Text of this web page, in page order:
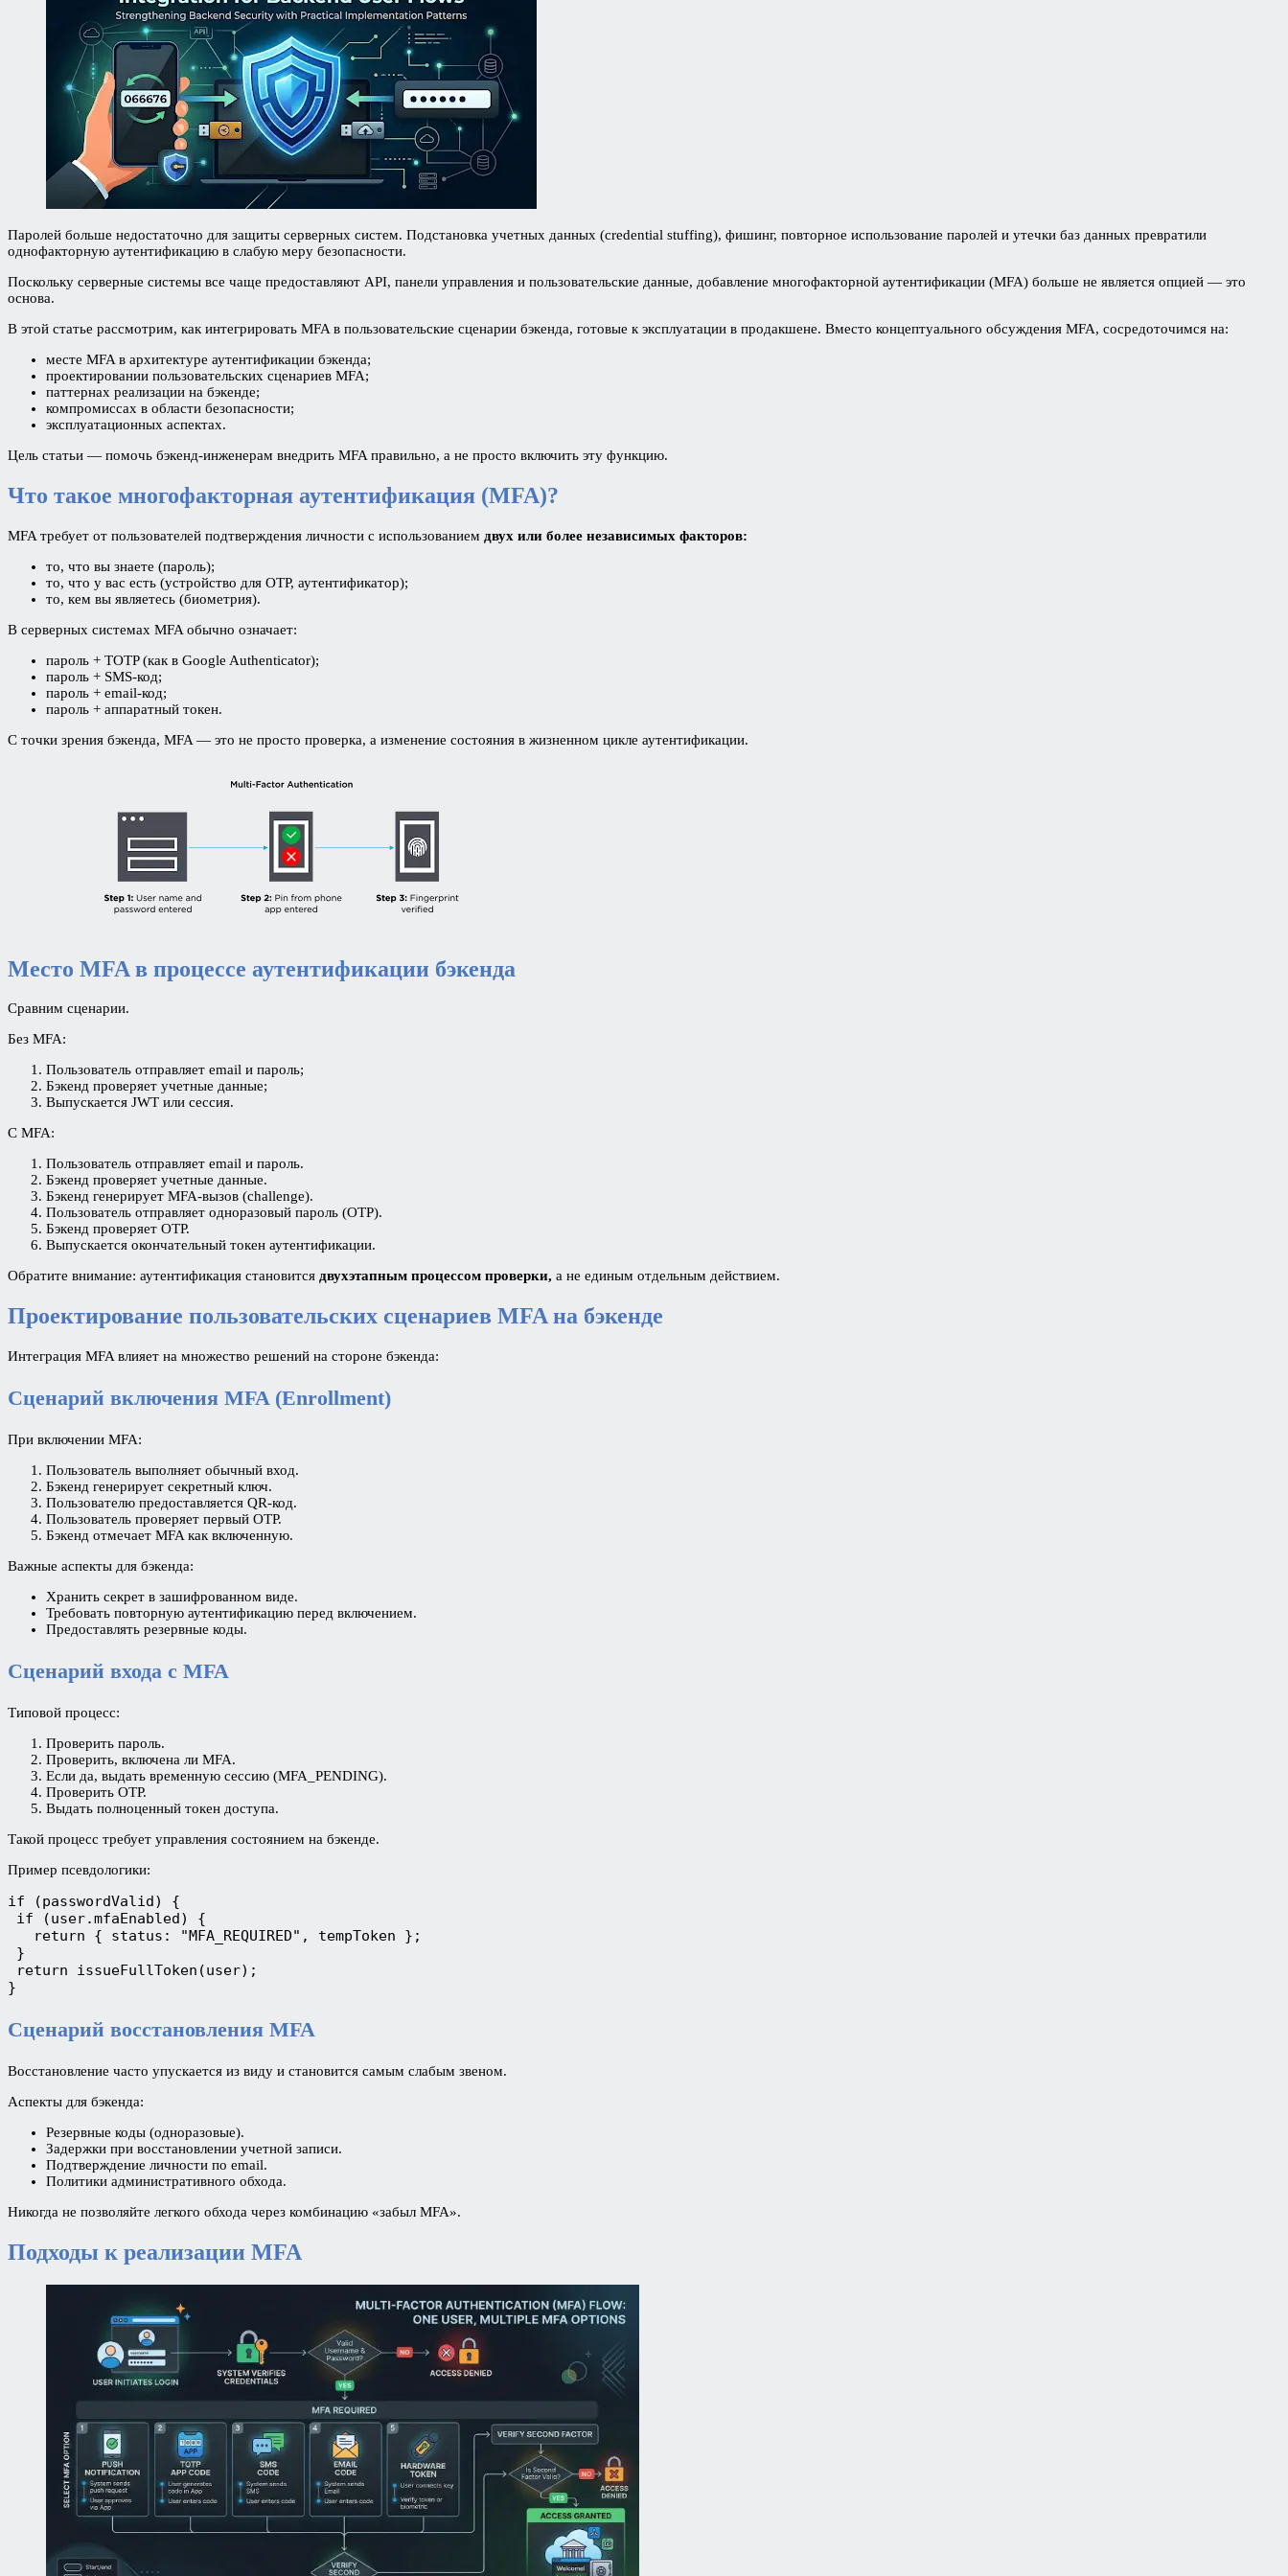
Паролей больше недостаточно для защиты серверных систем. Подстановка учетных данных (credential stuffing), фишинг, повторное использование паролей и утечки баз данных превратили
однофакторную аутентификацию в слабую меру безопасности.
Поскольку серверные системы все чаще предоставляют API, панели управления и пользовательские данные, добавление многофакторной аутентификации (MFA) больше не является опцией — это
основа.
В этой статье рассмотрим, как интегрировать MFA в пользовательские сценарии бэкенда, готовые к эксплуатации в продакшене. Вместо концептуального обсуждения MFA, сосредоточимся на:
месте MFA в архитектуре аутентификации бэкенда;
проектировании пользовательских сценариев MFA;
паттернах реализации на бэкенде;
компромиссах в области безопасности;
эксплуатационных аспектах.
Цель статьи — помочь бэкенд-инженерам внедрить MFA правильно, а не просто включить эту функцию.
Что такое многофакторная аутентификация (MFA)?
MFA требует от пользователей подтверждения личности с использованием двух или более независимых факторов:
то, что вы знаете (пароль);
то, что у вас есть (устройство для OTP, аутентификатор);
то, кем вы являетесь (биометрия).
В серверных системах MFA обычно означает:
пароль + TOTP (как в Google Authenticator);
пароль + SMS-код;
пароль + email-код;
пароль + аппаратный токен.
С точки зрения бэкенда, MFA — это не просто проверка, а изменение состояния в жизненном цикле аутентификации.
Место MFA в процессе аутентификации бэкенда
Сравним сценарии.
Без MFA:
Пользователь отправляет email и пароль;
Бэкенд проверяет учетные данные;
Выпускается JWT или сессия.
С MFA:
Пользователь отправляет email и пароль.
Бэкенд проверяет учетные данные.
Бэкенд генерирует MFA-вызов (challenge).
Пользователь отправляет одноразовый пароль (OTP).
Бэкенд проверяет OTP.
Выпускается окончательный токен аутентификации.
Обратите внимание: аутентификация становится двухэтапным процессом проверки, а не единым отдельным действием.
Проектирование пользовательских сценариев MFA на бэкенде
Интеграция MFA влияет на множество решений на стороне бэкенда:
Сценарий включения MFA (Enrollment)
При включении MFA:
Пользователь выполняет обычный вход.
Бэкенд генерирует секретный ключ.
Пользователю предоставляется QR-код.
Пользователь проверяет первый OTP.
Бэкенд отмечает MFA как включенную.
Важные аспекты для бэкенда:
Хранить секрет в зашифрованном виде.
Требовать повторную аутентификацию перед включением.
Предоставлять резервные коды.
Сценарий входа с MFA
Типовой процесс:
Проверить пароль.
Проверить, включена ли MFA.
Если да, выдать временную сессию (MFA_PENDING).
Проверить OTP.
Выдать полноценный токен доступа.
Такой процесс требует управления состоянием на бэкенде.
Пример псевдологики:
if (passwordValid) {
if (user.mfaEnabled) {
   return { status: "MFA_REQUIRED", tempToken };
}
return issueFullToken(user);
}
Сценарий восстановления MFA
Восстановление часто упускается из виду и становится самым слабым звеном.
Аспекты для бэкенда:
Резервные коды (одноразовые).
Задержки при восстановлении учетной записи.
Подтверждение личности по email.
Политики административного обхода.
Никогда не позволяйте легкого обхода через комбинацию «забыл MFA».
Подходы к реализации MFA